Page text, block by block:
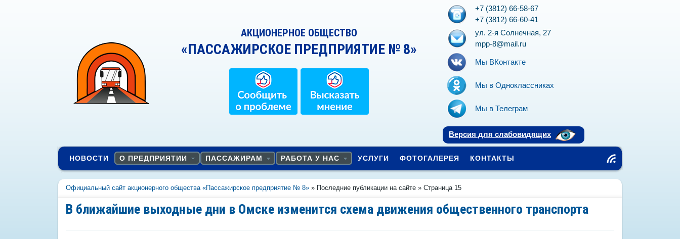
АКЦИОНЕРНОЕ ОБЩЕСТВО
«ПАССАЖИРСКОЕ ПРЕДПРИЯТИЕ № 8»
+7 (3812) 66-58-67
+7 (3812) 66-60-41
ул. 2-я Солнечная, 27
mpp-8@mail.ru
Мы ВКонтакте
Мы в Одноклассниках
Мы в Телеграм
Версия для слабовидящих
НОВОСТИ О ПРЕДПРИЯТИИ ПАССАЖИРАМ РАБОТА У НАС УСЛУГИ ФОТОГАЛЕРЕЯ
КОНТАКТЫ
SS
Официальный сайт акционерного общества «Пассажирское предприятие № 8» » Последние публикации на сайте » Страница 15
В ближайшие выходные дни в Омске изменится схема движения общественного транспорта